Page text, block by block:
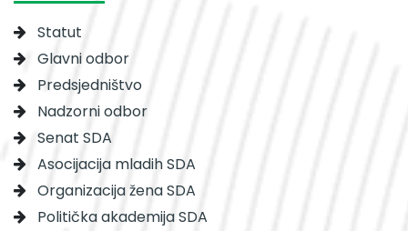
Statut
Glavni odbor
Predsjedništvo
Nadzorni odbor
Senat SDA
Asocijacija mladih SDA
Organizacija žena SDA
Politička akademija SDA